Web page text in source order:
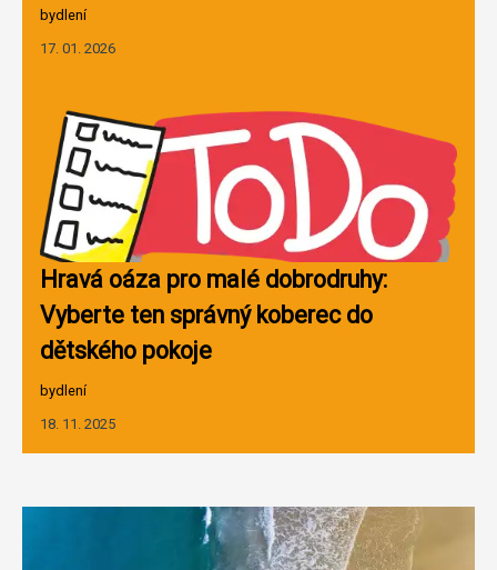
bydlení
17. 01. 2026
Hravá oáza pro malé dobrodruhy:
Vyberte ten správný koberec do
dětského pokoje
bydlení
18. 11. 2025